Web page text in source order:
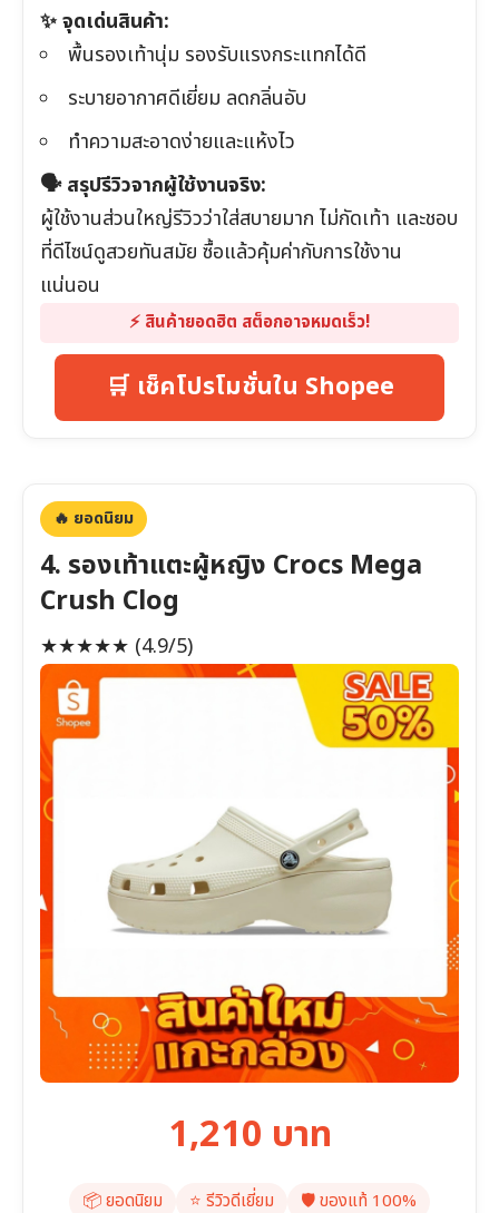
✨ จุดเด่นสินค้า:
พื้นรองเท้านุ่ม รองรับแรงกระแทกได้ดี
ระบายอากาศดีเยี่ยม ลดกลิ่นอับ
ทำความสะอาดง่ายและแห้งไว
🗣️ สรุปรีวิวจากผู้ใช้งานจริง:
ผู้ใช้งานส่วนใหญ่รีวิวว่าใส่สบายมาก ไม่กัดเท้า และชอบ
ที่ดีไซน์ดูสวยทันสมัย ซื้อแล้วคุ้มค่ากับการใช้งาน
แน่นอน
⚡️ สินค้ายอดฮิต สต็อกอาจหมดเร็ว!
🛒 เช็คโปรโมชั่นใน Shopee
🔥 ยอดนิยม
4. รองเท้าแตะผู้หญิง Crocs Mega
Crush Clog
★★★★★ (4.9/5)
1,210 บาท
📦 ยอดนิยม ⭐️ รีวิวดีเยี่ยม 🛡️ ของแท้ 100%